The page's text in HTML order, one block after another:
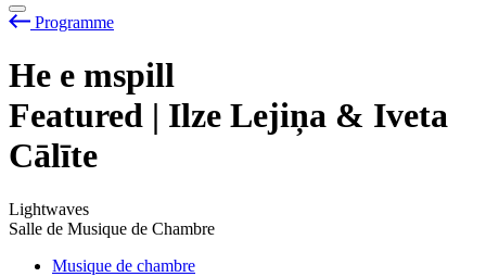
Programme
He e mspill
Featured | Ilze Lejiņa & Iveta
Cālīte
Lightwaves
Salle de Musique de Chambre
Musique de chambre